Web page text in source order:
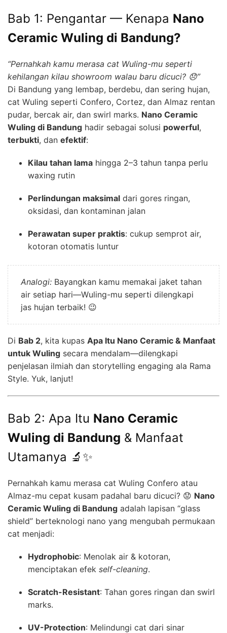
Bab 1: Pengantar — Kenapa Nano
Ceramic Wuling di Bandung?
“Pernahkah kamu merasa cat Wuling-mu seperti
kehilangan kilau showroom walau baru dicuci? 😞”
Di Bandung yang lembap, berdebu, dan sering hujan,
cat Wuling seperti Confero, Cortez, dan Almaz rentan
pudar, bercak air, dan swirl marks. Nano Ceramic
Wuling di Bandung hadir sebagai solusi powerful,
terbukti, dan efektif:
Kilau tahan lama hingga 2–3 tahun tanpa perlu
waxing rutin
Perlindungan maksimal dari gores ringan,
oksidasi, dan kontaminan jalan
Perawatan super praktis: cukup semprot air,
kotoran otomatis luntur
Analogi: Bayangkan kamu memakai jaket tahan
air setiap hari—Wuling-mu seperti dilengkapi
jas hujan terbaik! 😉
Di Bab 2, kita kupas Apa Itu Nano Ceramic & Manfaat
untuk Wuling secara mendalam—dilengkapi
penjelasan ilmiah dan storytelling engaging ala Rama
Style. Yuk, lanjut!
Bab 2: Apa Itu Nano Ceramic
Wuling di Bandung & Manfaat
Utamanya 🔬✨
Pernahkah kamu merasa cat Wuling Confero atau
Almaz-mu cepat kusam padahal baru dicuci? 😟 Nano
Ceramic Wuling di Bandung adalah lapisan “glass
shield” berteknologi nano yang mengubah permukaan
cat menjadi:
Hydrophobic: Menolak air & kotoran,
menciptakan efek self-cleaning.
Scratch-Resistant: Tahan gores ringan dan swirl
marks.
UV-Protection: Melindungi cat dari sinar